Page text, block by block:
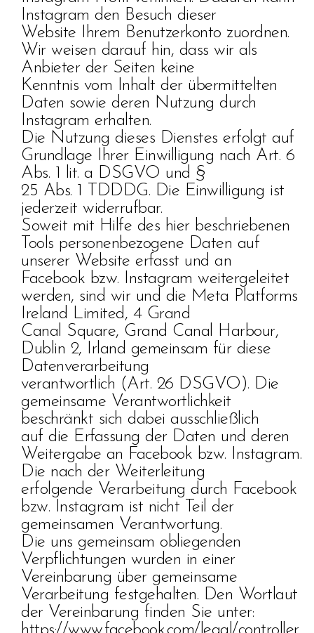
Instagram den Besuch dieser
Website Ihrem Benutzerkonto zuordnen.
Wir weisen darauf hin, dass wir als
Anbieter der Seiten keine
Kenntnis vom Inhalt der übermittelten
Daten sowie deren Nutzung durch
Instagram erhalten.
Die Nutzung dieses Dienstes erfolgt auf
Grundlage Ihrer Einwilligung nach Art. 6
Abs. 1 lit. a DSGVO und §
25 Abs. 1 TDDDG. Die Einwilligung ist
jederzeit widerrufbar.
Soweit mit Hilfe des hier beschriebenen
Tools personenbezogene Daten auf
unserer Website erfasst und an
Facebook bzw. Instagram weitergeleitet
werden, sind wir und die Meta Platforms
Ireland Limited, 4 Grand
Canal Square, Grand Canal Harbour,
Dublin 2, Irland gemeinsam für diese
Datenverarbeitung
verantwortlich (Art. 26 DSGVO). Die
gemeinsame Verantwortlichkeit
beschränkt sich dabei ausschließlich
auf die Erfassung der Daten und deren
Weitergabe an Facebook bzw. Instagram.
Die nach der Weiterleitung
erfolgende Verarbeitung durch Facebook
bzw. Instagram ist nicht Teil der
gemeinsamen Verantwortung.
Die uns gemeinsam obliegenden
Verpflichtungen wurden in einer
Vereinbarung über gemeinsame
Verarbeitung festgehalten. Den Wortlaut
der Vereinbarung finden Sie unter: